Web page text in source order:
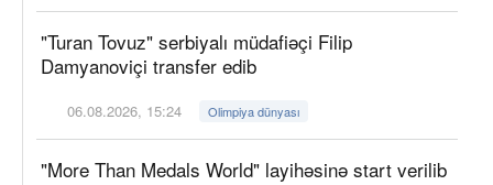
"Turan Tovuz" serbiyalı müdafiəçi Filip
Damyanoviçi transfer edib
06.08.2026, 15:24 Olimpiya dünyası
"More Than Medals World" layihəsinə start verilib